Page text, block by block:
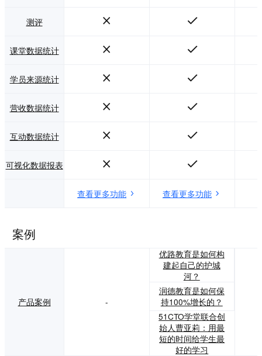
测评
课堂数据统计
学员来源统计
营收数据统计
互动数据统计
可视化数据报表
查看更多功能 查看更多功能
案例
产品案例 -
优路教育是如何构
建起自己的护城
河？
润德教育是如何保
持100%增长的？
51CTO学堂联合创
始人曹亚莉：用最
短的时间给学生最
好的学习